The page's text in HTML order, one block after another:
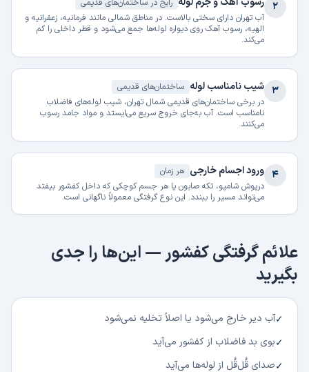
۲
رایج در ساختمان‌های قدیمی
آب تهران دارای سختی بالاست. در مناطق شمالی مانند فرمانیه، زعفرانیه و
الهیه، رسوب آهک روی دیواره لوله‌ها جمع می‌شود و قطر داخلی را کم
می‌کند.
۳ شیب نامناسب لوله ساختمان‌های قدیمی
در برخی ساختمان‌های قدیمی شمال تهران، شیب لوله‌های فاضلاب
نامناسب است. آب به‌جای خروج سریع می‌ایستد و مواد جامد رسوب
می‌کنند.
۴ ورود اجسام خارجی هر زمان
درپوش شامپو، تکه صابون یا هر جسم کوچکی که داخل کفشور بیفتد
می‌تواند مسیر را ببندد. این نوع گرفتگی معمولاً ناگهانی است.
علائم گرفتگی کفشور — این‌ها را جدی
بگیرید
✓آب دیر خارج می‌شود یا اصلاً تخلیه نمی‌شود
✓بوی بد فاضلاب از کفشور می‌آید
✓صدای قُل‌قُل از لوله‌ها می‌آید